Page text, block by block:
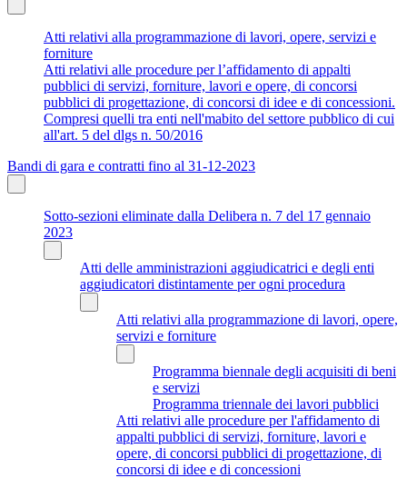
Atti relativi alla programmazione di lavori, opere, servizi e
forniture
Atti relativi alle procedure per l’affidamento di appalti
pubblici di servizi, forniture, lavori e opere, di concorsi
pubblici di progettazione, di concorsi di idee e di concessioni.
Compresi quelli tra enti nell'mabito del settore pubblico di cui
all'art. 5 del dlgs n. 50/2016
Bandi di gara e contratti fino al 31-12-2023
Sotto-sezioni eliminate dalla Delibera n. 7 del 17 gennaio
2023
Atti delle amministrazioni aggiudicatrici e degli enti
aggiudicatori distintamente per ogni procedura
Atti relativi alla programmazione di lavori, opere,
servizi e forniture
Programma biennale degli acquisiti di beni
e servizi
Programma triennale dei lavori pubblici
Atti relativi alle procedure per l'affidamento di
appalti pubblici di servizi, forniture, lavori e
opere, di concorsi pubblici di progettazione, di
concorsi di idee e di concessioni